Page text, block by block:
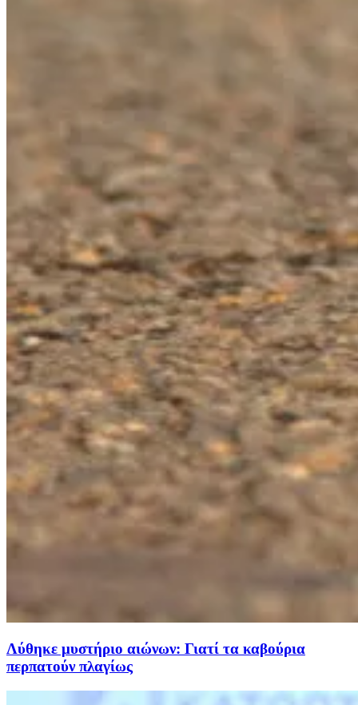
Λύθηκε μυστήριο αιώνων: Γιατί τα καβούρια
περπατούν πλαγίως